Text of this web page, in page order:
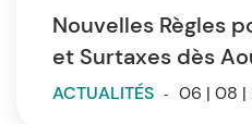
Nouvelles Règles
et Surtaxes dès
ACTUALITÉS - 06 | 08 |